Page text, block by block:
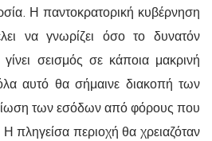
Η παντοκρατορική κυβέρνηση
να γνωρίζει όσο το δυνατόν
σεισμός σε κάποια μακρινή
αυτό θα σήμαινε διακοπή των
των εσόδων από φόρους που
πληγείσα περιοχή θα χρειαζόταν